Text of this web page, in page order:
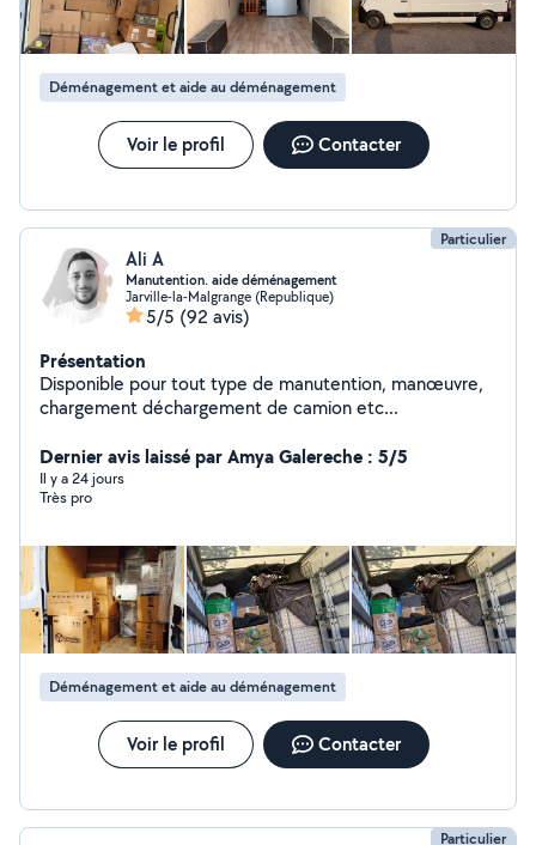
Déménagement et aide au déménagement
Voir le profil Contacter
Particulier
Ali A
Manutention. aide déménagement
Jarville-la-Malgrange (Republique)
5/5 (92 avis)
Présentation
Disponible pour tout type de manutention, manœuvre,
chargement déchargement de camion etc...
Dernier avis laissé par Amya Galereche : 5/5
Il y a 24 jours
Très pro
Déménagement et aide au déménagement
Voir le profil Contacter
Particulier